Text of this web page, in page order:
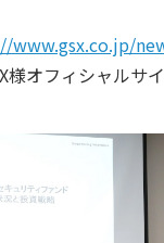
www.gsx.co.jp/
様オフィシャルサイ